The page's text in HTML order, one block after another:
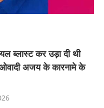
कर उड़ा दी थी
अजय के कारनामे के